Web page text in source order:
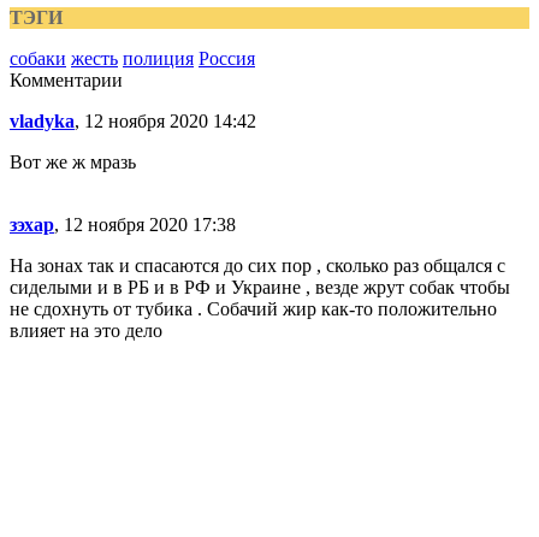
ТЭГИ
собаки жесть полиция Россия
Комментарии
vladyka, 12 ноября 2020 14:42
Вот же ж мразь
зэхар, 12 ноября 2020 17:38
На зонах так и спасаются до сих пор , сколько раз общался с
сиделыми и в РБ и в РФ и Украине , везде жрут собак чтобы
не сдохнуть от тубика . Собачий жир как-то положительно
влияет на это дело